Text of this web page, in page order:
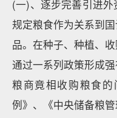
(一)、逐步完善引进
规定粮食作为关系到
品。在种子、种植、
通过一系列政策形成
粮商竟相收购粮食
例》、《中央储备粮